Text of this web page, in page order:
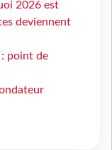
2026 est
deviennent
: point de